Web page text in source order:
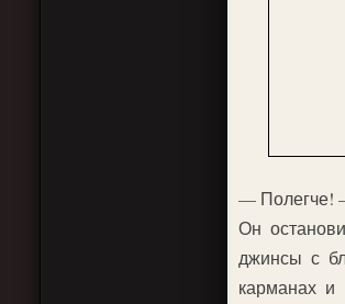
— Полегче!
Он
джинсы с
карманах и